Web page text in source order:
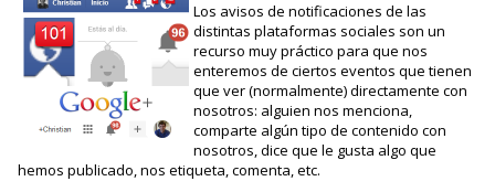
Los avisos de notificaciones de las
distintas plataformas sociales son un
recurso muy práctico para que nos
enteremos de ciertos eventos que tienen
que ver (normalmente) directamente con
nosotros: alguien nos menciona,
comparte algún tipo de contenido con
nosotros, dice que le gusta algo que
hemos publicado, nos etiqueta, comenta, etc.